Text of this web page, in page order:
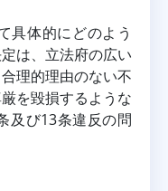
具体的にどのよう
は、立法府の広い
理的理由のない不
を毀損するような
及び13条違反の問